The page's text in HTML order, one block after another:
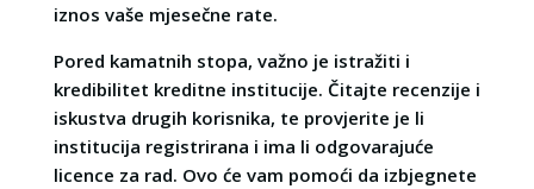
iznos vaše mjesečne rate.
Pored kamatnih stopa, važno je istražiti i
kredibilitet kreditne institucije. Čitajte recenzije i
iskustva drugih korisnika, te provjerite je li
institucija registrirana i ima li odgovarajuće
licence za rad. Ovo će vam pomoći da izbjegnete